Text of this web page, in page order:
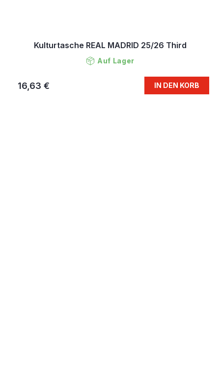
Kulturtasche REAL MADRID 25/26 Third
Auf Lager
16,63 € IN DEN KORB